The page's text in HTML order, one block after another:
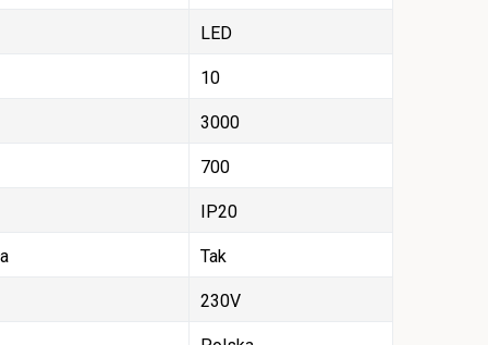
LED
10
3000
700
IP20
Tak
230V